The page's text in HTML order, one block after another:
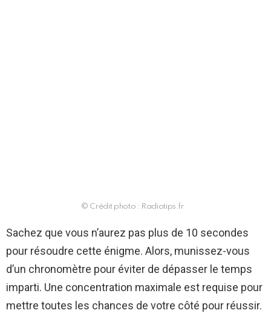
© Crédit photo : Radiotips.fr
Sachez que vous n’aurez pas plus de 10 secondes
pour résoudre cette énigme. Alors, munissez-vous
d’un chronomètre pour éviter de dépasser le temps
imparti. Une concentration maximale est requise pour
mettre toutes les chances de votre côté pour réussir.